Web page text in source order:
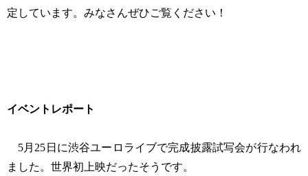
定しています。みなさんぜひご覧ください！
イベントレポート
5月25日に渋谷ユーロライブで完成披露試写会が行なわれ
ました。世界初上映だったそうです。